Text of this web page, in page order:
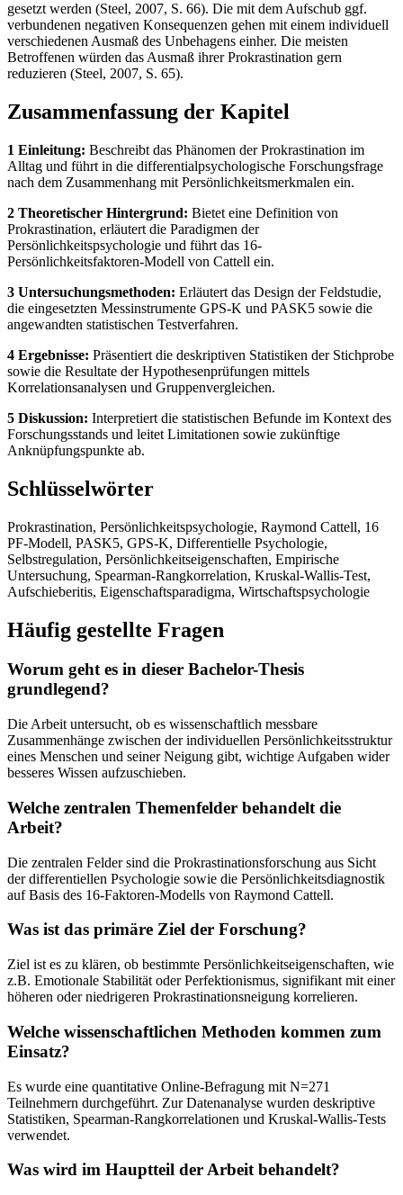
gesetzt werden (Steel, 2007, S. 66). Die mit dem Aufschub ggf.
verbundenen negativen Konsequenzen gehen mit einem individuell
verschiedenen Ausmaß des Unbehagens einher. Die meisten
Betroffenen würden das Ausmaß ihrer Prokrastination gern
reduzieren (Steel, 2007, S. 65).
Zusammenfassung der Kapitel
1 Einleitung: Beschreibt das Phänomen der Prokrastination im
Alltag und führt in die differentialpsychologische Forschungsfrage
nach dem Zusammenhang mit Persönlichkeitsmerkmalen ein.
2 Theoretischer Hintergrund: Bietet eine Definition von
Prokrastination, erläutert die Paradigmen der
Persönlichkeitspsychologie und führt das 16-
Persönlichkeitsfaktoren-Modell von Cattell ein.
3 Untersuchungsmethoden: Erläutert das Design der Feldstudie,
die eingesetzten Messinstrumente GPS-K und PASK5 sowie die
angewandten statistischen Testverfahren.
4 Ergebnisse: Präsentiert die deskriptiven Statistiken der Stichprobe
sowie die Resultate der Hypothesenprüfungen mittels
Korrelationsanalysen und Gruppenvergleichen.
5 Diskussion: Interpretiert die statistischen Befunde im Kontext des
Forschungsstands und leitet Limitationen sowie zukünftige
Anknüpfungspunkte ab.
Schlüsselwörter
Prokrastination, Persönlichkeitspsychologie, Raymond Cattell, 16
PF-Modell, PASK5, GPS-K, Differentielle Psychologie,
Selbstregulation, Persönlichkeitseigenschaften, Empirische
Untersuchung, Spearman-Rangkorrelation, Kruskal-Wallis-Test,
Aufschieberitis, Eigenschaftsparadigma, Wirtschaftspsychologie
Häufig gestellte Fragen
Worum geht es in dieser Bachelor-Thesis
grundlegend?
Die Arbeit untersucht, ob es wissenschaftlich messbare
Zusammenhänge zwischen der individuellen Persönlichkeitsstruktur
eines Menschen und seiner Neigung gibt, wichtige Aufgaben wider
besseres Wissen aufzuschieben.
Welche zentralen Themenfelder behandelt die
Arbeit?
Die zentralen Felder sind die Prokrastinationsforschung aus Sicht
der differentiellen Psychologie sowie die Persönlichkeitsdiagnostik
auf Basis des 16-Faktoren-Modells von Raymond Cattell.
Was ist das primäre Ziel der Forschung?
Ziel ist es zu klären, ob bestimmte Persönlichkeitseigenschaften, wie
z.B. Emotionale Stabilität oder Perfektionismus, signifikant mit einer
höheren oder niedrigeren Prokrastinationsneigung korrelieren.
Welche wissenschaftlichen Methoden kommen zum
Einsatz?
Es wurde eine quantitative Online-Befragung mit N=271
Teilnehmern durchgeführt. Zur Datenanalyse wurden deskriptive
Statistiken, Spearman-Rangkorrelationen und Kruskal-Wallis-Tests
verwendet.
Was wird im Hauptteil der Arbeit behandelt?